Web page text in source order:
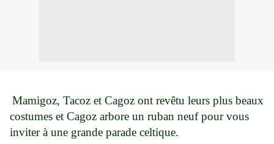
Mamigoz, Tacoz et Cagoz ont revêtu leurs plus beaux
costumes et Cagoz arbore un ruban neuf pour vous
inviter à une grande parade celtique.